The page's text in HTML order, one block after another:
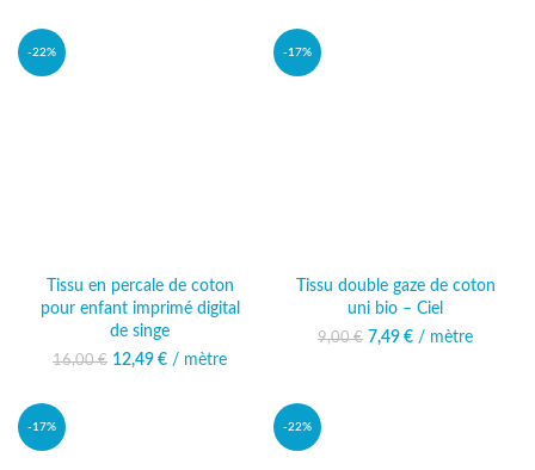
-22%
Tissu en percale de coton
pour enfant imprimé digital
de singe
16,00€
Le prix initial était :
12,49 €
Le prix
/ mètre
-17%
Tissu double gaze de coton
uni bio – Ciel
9,00€
Le prix initial était :
7,49 € Le prix actuel
/ mètre
-17% -22%